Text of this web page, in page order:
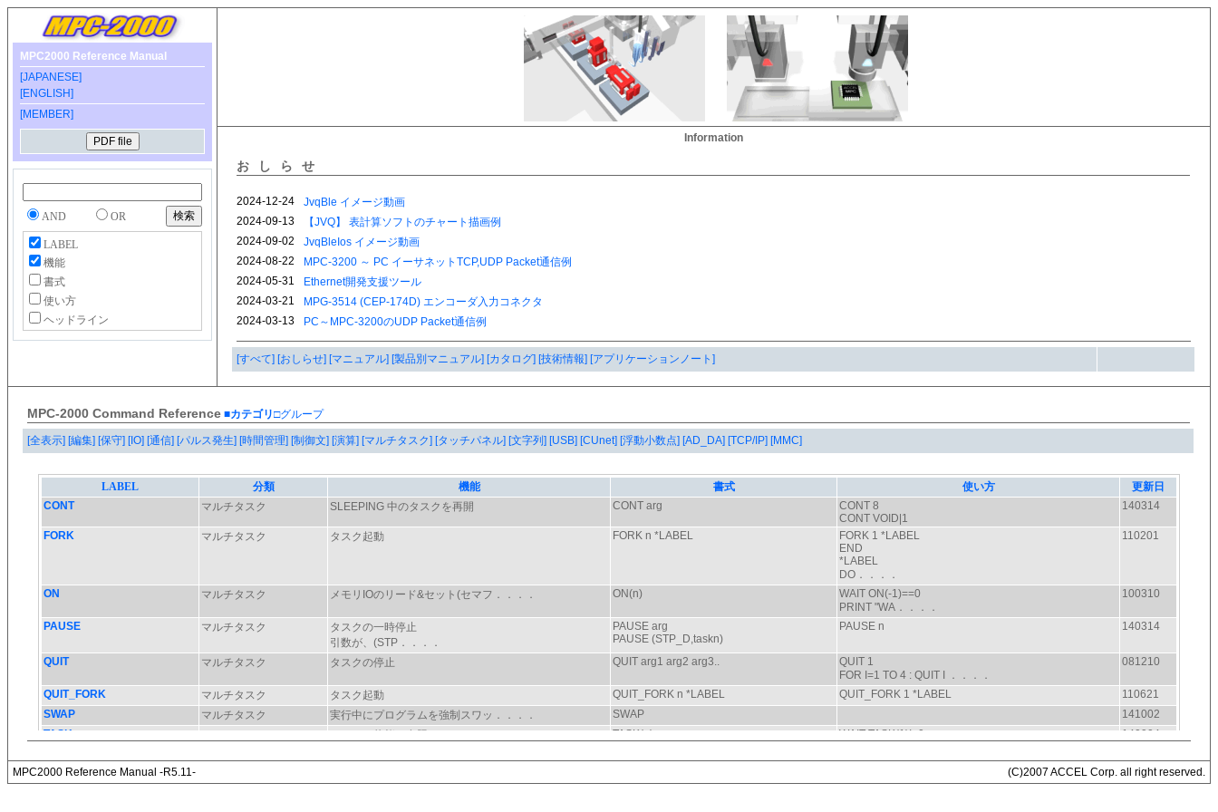
MPC2000 Reference Manual
[JAPANESE]
[ENGLISH]
[MEMBER]
AND OR
LABEL
機能
書式
使い方
ヘッドライン
Information
おしらせ
[すべて] [おしらせ] [マニュアル] [製品別マニュアル] [カタログ] [技術情報] [アプリケーションノート]
MPC-2000 Command Reference ■カテゴリ□グループ
[全表示] [編集] [保守] [IO] [通信] [パルス発生] [時間管理] [制御文] [演算] [マルチタスク] [タッチパネル] [文字列] [USB] [CUnet] [浮動小数点] [AD_DA] [TCP/IP] [MMC]
MPC2000 Reference Manual -R5.11- (C)2007 ACCEL Corp. all right reserved.